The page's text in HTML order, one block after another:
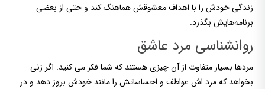
زندگی خودش را با اهداف معشوقش هماهنگ کند و حتی از بعضی
برنامه‌هایش بگذرد.
روانشناسی مرد عاشق
مردها بسیار متفاوت از آن چیزی هستند که شما فکر می کنید. اگر زنی
بخواهد که مرد اش عواطف و احساساتش را مانند خودش بروز دهد و در